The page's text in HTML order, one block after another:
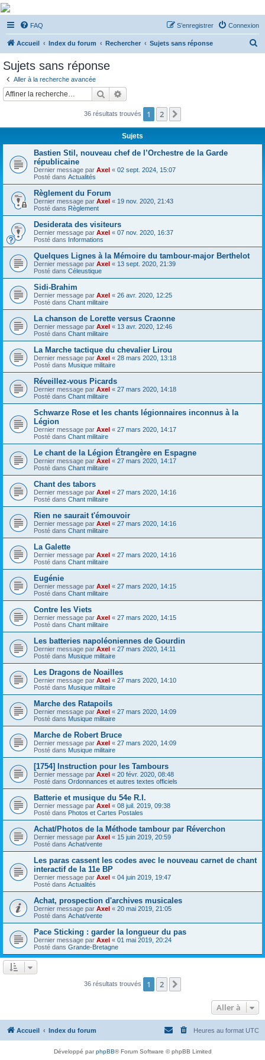
De Musicae Militari -
Forums
Forums de discussions
FAQ Connexion
S’enregistrer
Accueil Index du forum Rechercher Sujets sans réponse
c
Sujets sans réponse
Aller à la recherche avancée
Rechercher
36 résultats trouvés 1 2
Sujets
Bastien Stil, nouveau chef de l’Orchestre de la Garde
républicaine
Dernier message par Axel « 02 sept. 2024, 15:07
Posté dans Actualités
Règlement du Forum
Dernier message par Axel « 19 nov. 2020, 21:43
Posté dans Règlement
Desiderata des visiteurs
Dernier message par Axel « 07 nov. 2020, 16:37
Posté dans Informations
Quelques Lignes à la Mémoire du tambour-major Berthelot
Dernier message par Axel « 13 sept. 2020, 21:39
Posté dans Céleustique
Sidi-Brahim
Dernier message par Axel « 26 avr. 2020, 12:25
Posté dans Chant militaire
La chanson de Lorette versus Craonne
Dernier message par Axel « 13 avr. 2020, 12:46
Posté dans Chant militaire
La Marche tactique du chevalier Lirou
Dernier message par Axel « 28 mars 2020, 13:18
Posté dans Musique militaire
Réveillez-vous Picards
Dernier message par Axel « 27 mars 2020, 14:18
Posté dans Chant militaire
Schwarze Rose et les chants légionnaires inconnus à la
Légion
Dernier message par Axel « 27 mars 2020, 14:17
Posté dans Chant militaire
Le chant de la Légion Étrangère en Espagne
Dernier message par Axel « 27 mars 2020, 14:17
Posté dans Chant militaire
Chant des tabors
Dernier message par Axel « 27 mars 2020, 14:16
Posté dans Chant militaire
Rien ne saurait t'émouvoir
Dernier message par Axel « 27 mars 2020, 14:16
Posté dans Chant militaire
La Galette
Dernier message par Axel « 27 mars 2020, 14:16
Posté dans Chant militaire
Eugénie
Dernier message par Axel « 27 mars 2020, 14:15
Posté dans Chant militaire
Contre les Viets
Dernier message par Axel « 27 mars 2020, 14:15
Posté dans Chant militaire
Les batteries napoléoniennes de Gourdin
Dernier message par Axel « 27 mars 2020, 14:11
Posté dans Musique militaire
Les Dragons de Noailles
Dernier message par Axel « 27 mars 2020, 14:10
Posté dans Musique militaire
Marche des Ratapoils
Dernier message par Axel « 27 mars 2020, 14:09
Posté dans Musique militaire
Marche de Robert Bruce
Dernier message par Axel « 27 mars 2020, 14:09
Posté dans Musique militaire
[1754] Instruction pour les Tambours
Dernier message par Axel « 20 févr. 2020, 08:48
Posté dans Ordonnances et autres textes officiels
Batterie et musique du 54e R.I.
Dernier message par Axel « 08 juil. 2019, 09:38
Posté dans Photos et Cartes Postales
Achat/Photos de la Méthode tambour par Réverchon
Dernier message par Axel « 15 juin 2019, 20:59
Posté dans Achat/vente
Les paras cassent les codes avec le nouveau carnet de chant
interactif de la 11e BP
Dernier message par Axel « 04 juin 2019, 19:47
Posté dans Actualités
Achat, prospection d'archives musicales
Dernier message par Axel « 20 mai 2019, 21:05
Posté dans Achat/vente
Pace Sticking : garder la longueur du pas
Dernier message par Axel « 01 mai 2019, 20:24
Posté dans Grande-Bretagne
36 résultats trouvés 1 2
Aller à
Accueil Index du forum Heures au format UTC
Développé parphpBB® Forum Software © phpBB Limited